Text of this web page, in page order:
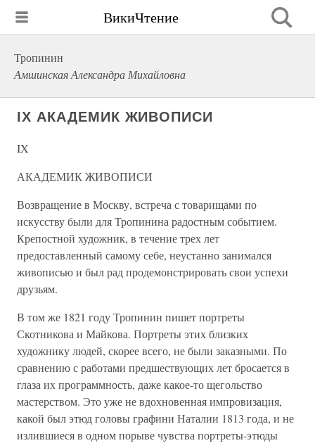
ВикиЧтение
Тропинин
Амшинская Александра Михайловна
IX АКАДЕМИК ЖИВОПИСИ
IX
АКАДЕМИК ЖИВОПИСИ
Возвращение в Москву, встреча с товарищами по
искусству были для Тропинина радостным событием.
Крепостной художник, в течение трех лет
предоставленный самому себе, неустанно занимался
живописью и был рад продемонстрировать свои успехи
друзьям.
В том же 1821 году Тропинин пишет портреты
Скотникова и Майкова. Портреты этих близких
художнику людей, скорее всего, не были заказными. По
сравнению с работами предшествующих лет бросается в
глаза их программность, даже какое-то щегольство
мастерством. Это уже не вдохновенная импровизация,
какой был этюд головы графини Наталии 1813 года, и не
излившиеся в одном порыве чувства портреты-этюды